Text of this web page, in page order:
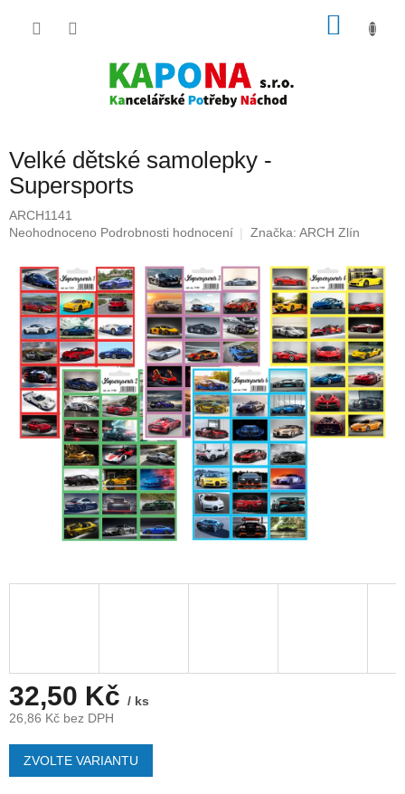
Velké dětské samolepky -
Supersports
ARCH1141
Průměrné
produktu
0,0
hvězdiček.
Neohodnoceno Podrobnosti hodnocení Značka: ARCH Zlín
32,50 Kč / ks
26,86 Kč bez DPH
Měrná
cena:
ZVOLTE VARIANTU